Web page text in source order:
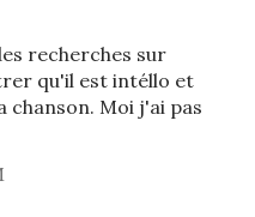
recherches sur
qu'il est intéllo et
chanson. Moi j'ai pas